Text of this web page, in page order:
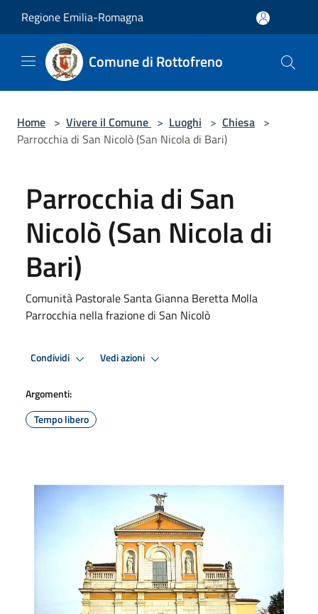
Regione Emilia-Romagna
Comune di Rottofreno
Home > Vivere il Comune > Luoghi > Chiesa >
Parrocchia di San Nicolò (San Nicola di Bari)
Parrocchia di San
Nicolò (San Nicola di
Bari)
Comunità Pastorale Santa Gianna Beretta Molla
Parrocchia nella frazione di San Nicolò
Condividi Vedi azioni
Argomenti:
Tempo libero